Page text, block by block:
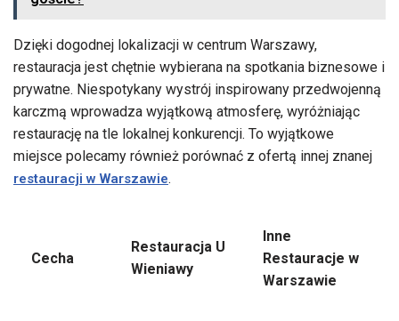
Dzięki dogodnej lokalizacji w centrum Warszawy,
restauracja jest chętnie wybierana na spotkania biznesowe i
prywatne. Niespotykany wystrój inspirowany przedwojenną
karczmą wprowadza wyjątkową atmosferę, wyróżniając
restaurację na tle lokalnej konkurencji. To wyjątkowe
miejsce polecamy również porównać z ofertą innej znanej
restauracji w Warszawie.
Cecha
Restauracja U
Wieniawy
Inne
Restauracje w
Warszawie